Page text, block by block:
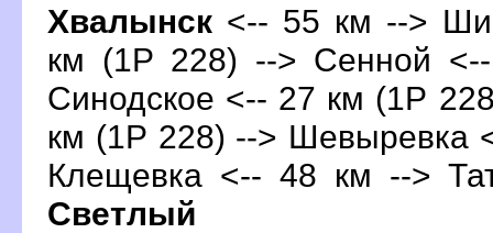
Хвалынск <-- 55 км -->
км (1Р 228) --> Сенной
Синодское <-- 27 км (1Р
км (1Р 228) --> Шевыревка
Клещевка <-- 48 км -->
Светлый